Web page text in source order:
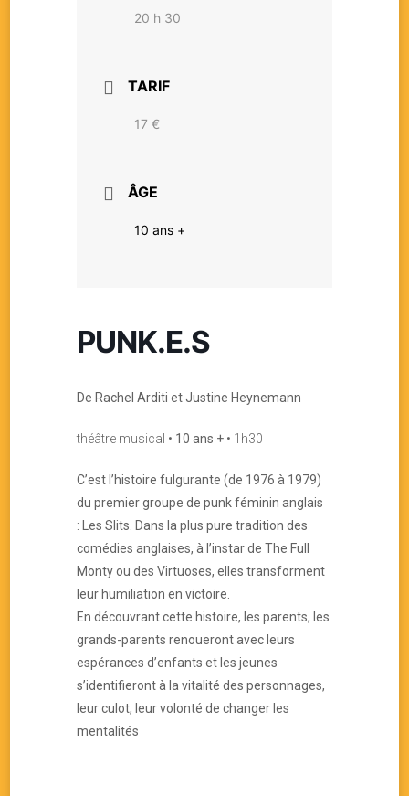
20 h 30
TARIF
17 €
ÂGE
10 ans +
PUNK.E.S
De Rachel Arditi et Justine Heynemann
théâtre musical • 10 ans + • 1h30
C’est l’histoire fulgurante (de 1976 à 1979)
du premier groupe de punk féminin anglais
: Les Slits. Dans la plus pure tradition des
comédies anglaises, à l’instar de The Full
Monty ou des Virtuoses, elles transforment
leur humiliation en victoire.
En découvrant cette histoire, les parents, les
grands-parents renoueront avec leurs
espérances d’enfants et les jeunes
s’identifieront à la vitalité des personnages,
leur culot, leur volonté de changer les
mentalités